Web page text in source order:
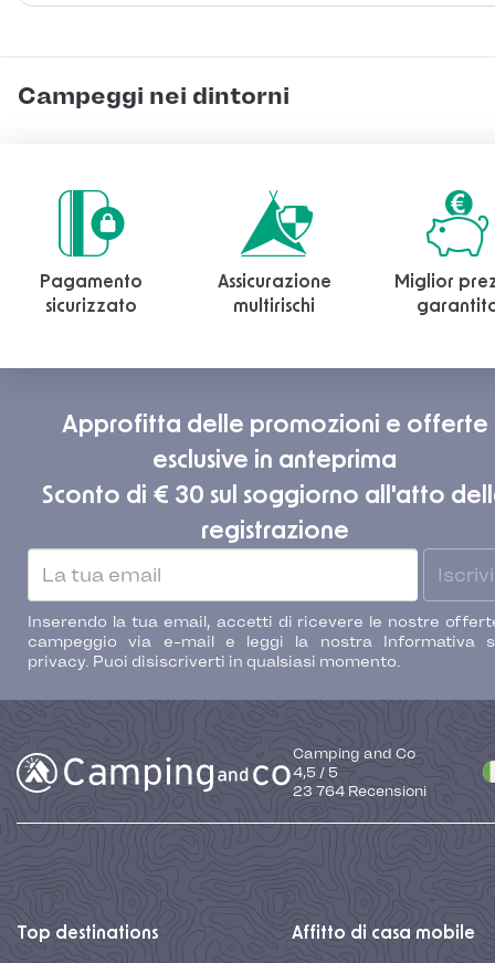
Campeggi nei dintorni
Pagamento
sicurizzato
Assicurazione
multirischi
Miglior
Approfitta delle promozioni e offerte
esclusive in anteprima
Sconto di € 30 sul soggiorno all'atto
registrazione
Inserendo la tua email, accetti di ricevere le nostre
campeggio via e-mail e leggi la nostra Informativa
privacy. Puoi disiscriverti in qualsiasi momento.
Camping and Co
4,5 / 5
23 764 Recensioni
Top destinations Affitto di casa mobile